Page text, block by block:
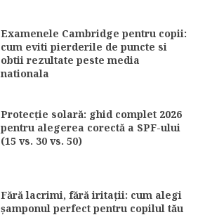
Examenele Cambridge pentru copii:
cum eviti pierderile de puncte si
obtii rezultate peste media
nationala
Protecție solară: ghid complet 2026
pentru alegerea corectă a SPF-ului
(15 vs. 30 vs. 50)
Fără lacrimi, fără iritații: cum alegi
șamponul perfect pentru copilul tău